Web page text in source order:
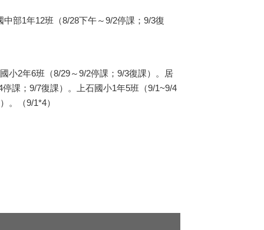
部1年12班（8/28下午～9/2停課；9/3復
2年6班（8/29～9/2停課；9/3復課）。居
課；9/7復課）。上石國小1年5班（9/1~9/4
。（9/1*4）